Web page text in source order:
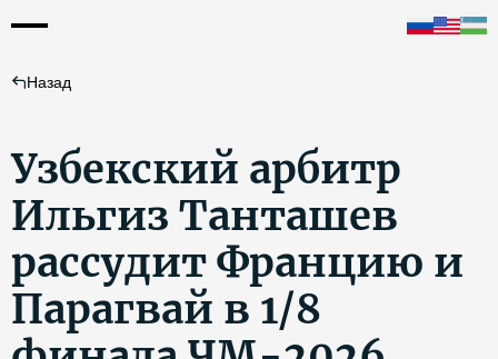
Назад
Узбекский арбитр
Ильгиз Танташев
рассудит Францию и
Парагвай в 1/8